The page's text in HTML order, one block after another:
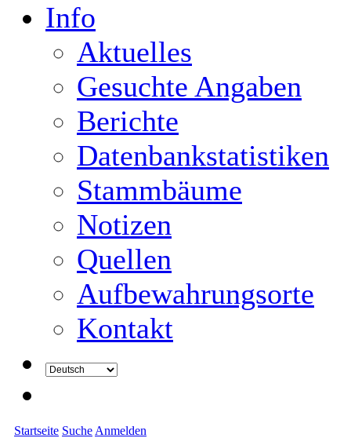
Info
Aktuelles
Gesuchte Angaben
Berichte
Datenbankstatistiken
Stammbäume
Notizen
Quellen
Aufbewahrungsorte
Kontakt
Startseite Suche Anmelden